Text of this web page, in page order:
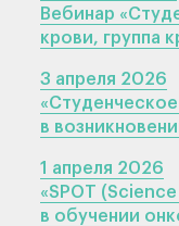
Вебинар
крови, группа
3 апреля 2026
в
1 апреля 2026
«SPOT
в обучении